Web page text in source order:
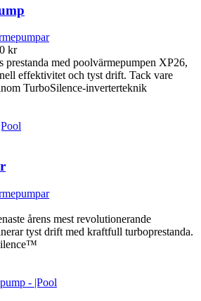
krPrisintervall:
42.000,00 kr
till
99.000,00 kr
prestanda med poolvärmepumpen XP26,
effektivitet och tyst drift. Tack vare
TurboSilence-inverterteknik
årens mest revolutionerande
tyst drift med kraftfull turboprestanda.